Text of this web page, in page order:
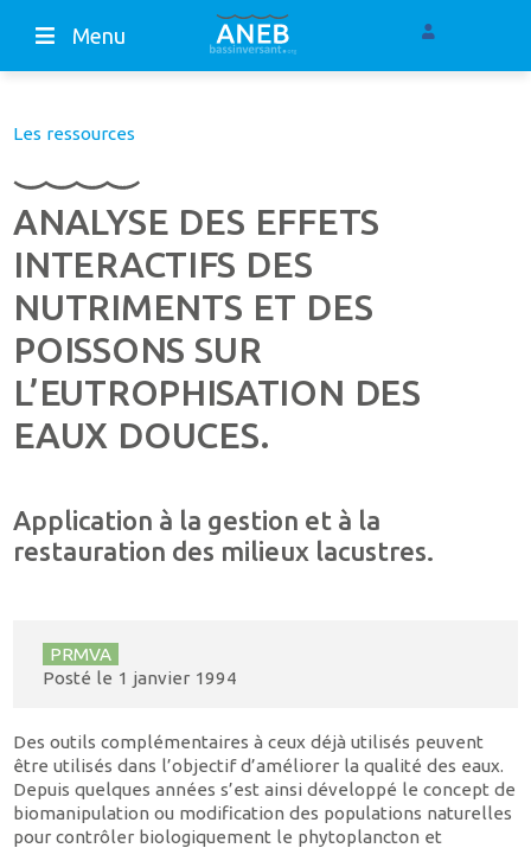
Menu
Les ressources
ANALYSE DES EFFETS
INTERACTIFS DES
NUTRIMENTS ET DES
POISSONS SUR
L’EUTROPHISATION DES
EAUX DOUCES.
Application à la gestion et à la
restauration des milieux lacustres.
PRMVA
Posté le 1 janvier 1994
Des outils complémentaires à ceux déjà utilisés peuvent
être utilisés dans l’objectif d’améliorer la qualité des eaux.
Depuis quelques années s’est ainsi développé le concept de
biomanipulation ou modification des populations naturelles
pour contrôler biologiquement le phytoplancton et